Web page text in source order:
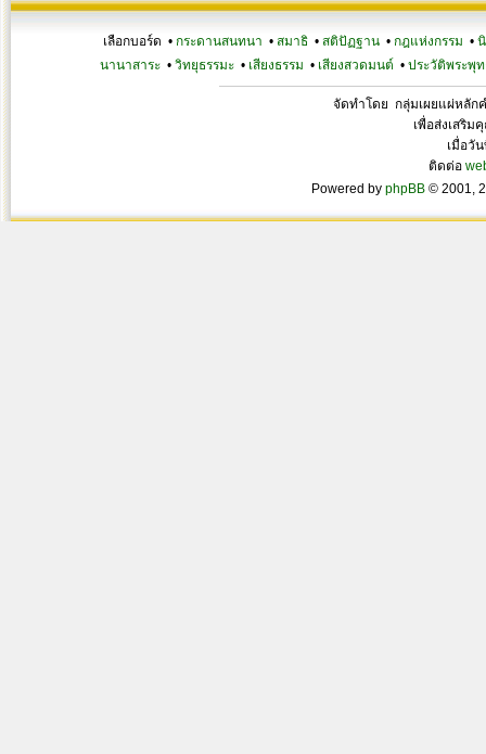
เลือกบอร์ด • กระดานสนทนา • สมาธิ • สติปัฏฐาน • กฎแห่งกรรม •
นานาสาระ• วิทยุธรรมะ• เสียงธรรม • เสียงสวดมนต์ • ประวัติพระพุท
จัดทำโดย กลุ่มเผยแผ่หลัก
เพื่อส่งเสริม
เมื่อวั
ติดต่อ
Powered by phpBB © 2001,